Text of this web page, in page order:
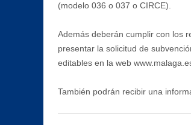
(modelo 036 o 037 o CIRCE).
Además deberán cumplir con los
presentar la solicitud de
editables en la web
También podrán recibir una